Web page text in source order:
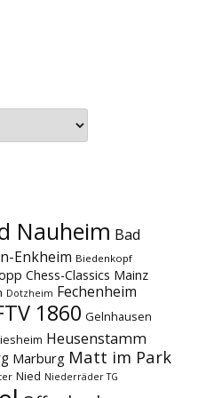
Nauheim Bad
Enkheim Biedenkopf
Chess-Classics Mainz
Dotzheim Fechenheim
1860 Gelnhausen
Heusenstamm
Marburg Matt im Park
Nied Niederräder TG